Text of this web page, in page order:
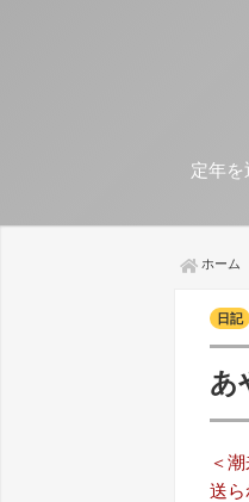
定年
ホーム
日記
あ
＜
送